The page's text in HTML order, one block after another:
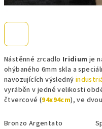
Nástěnné zrcadlo Iridium je
ohýbaného 6mm skla a
navozujících výsledný
vyráběn v jedné velikosti
čtvercové (94x94cm), ve
Bronzo Argentato